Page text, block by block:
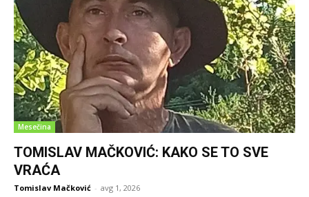
Mesečina
TOMISLAV MAČKOVIĆ: KAKO SE TO SVE
VRAĆA
Tomislav Mačković - avg 1, 2026